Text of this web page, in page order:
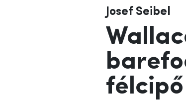
Josef Seibel
félcipő